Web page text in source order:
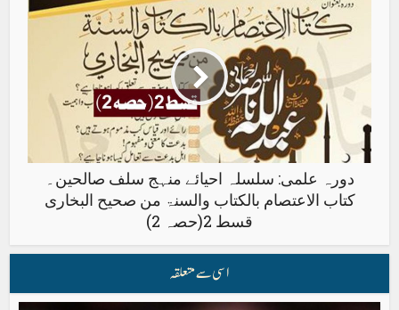
دورہ علمی: سلسلہ احیائے منہج سلف صالحین۔
کتاب الاعتصام بالکتاب والسنۃ من صحیح البخاری
قسط 2(حصہ 2)
اسی سے متعلقہ